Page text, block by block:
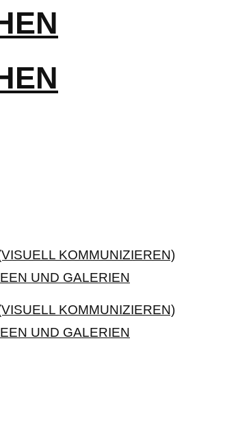
KOMMUNIZIEREN)
UND GALERIEN
KOMMUNIZIEREN)
UND GALERIEN